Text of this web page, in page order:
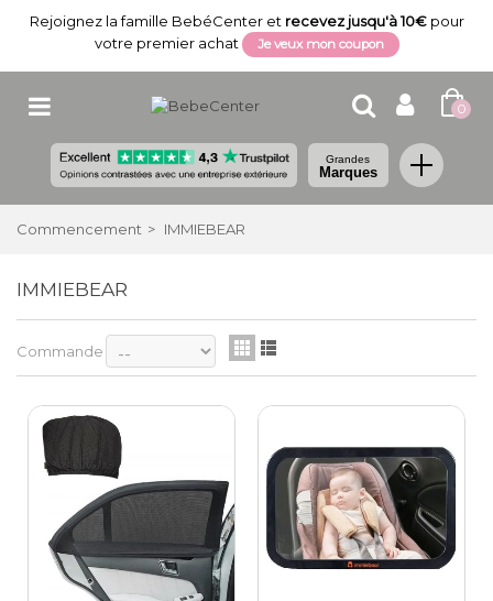
Rejoignez la famille BebéCenter et recevez jusqu'à 10€pour
votre premier achat
Je veux mon coupon
0
Grandes
Marques
Commencement > IMMIEBEAR
IMMIEBEAR
Commande